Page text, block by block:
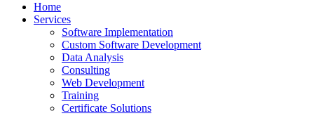
Home
Services
Software Implementation
Custom Software Development
Data Analysis
Consulting
Web Development
Training
Certificate Solutions